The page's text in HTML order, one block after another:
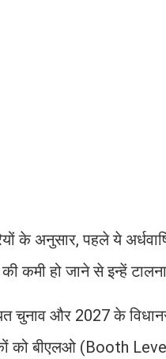
के अनुसार, पहले ये
कमी हो जाने से इन्हें
चुनाव और 2027 के
को बीएलओ (Booth